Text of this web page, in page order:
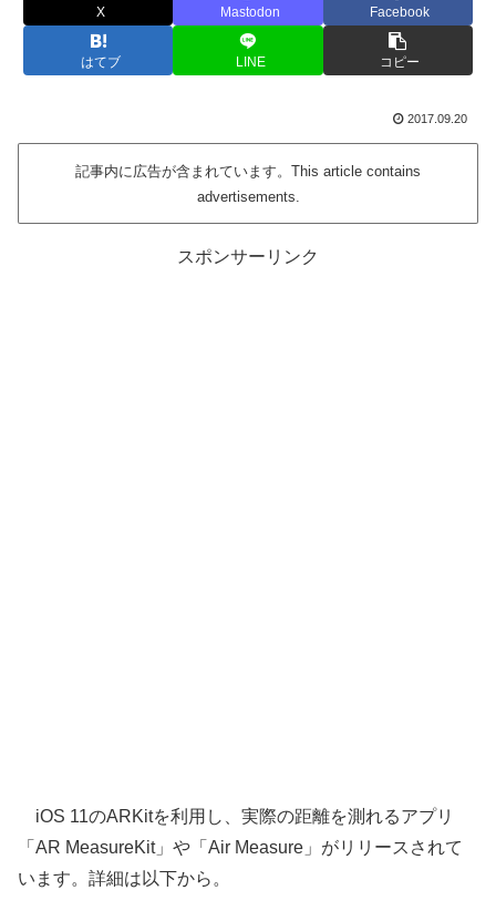
X Mastodon Facebook
はてブ LINE コピー
2017.09.20
記事内に広告が含まれています。This article contains
advertisements.
スポンサーリンク
iOS 11のARKitを利用し、実際の距離を測れるアプリ
「AR MeasureKit」や「Air Measure」がリリースされて
います。詳細は以下から。